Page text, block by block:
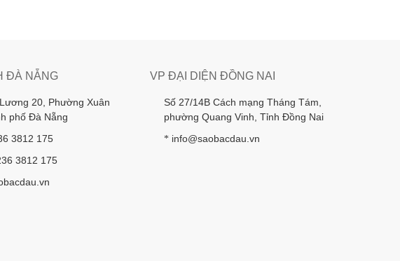
ĐÀ NẴNG
20, Phường Xuân
phố Đà Nẵng
3812 175
3812 175
VP ĐẠI DIỆN ĐỒNG NAI
Số 27/14B Cách mạng Tháng Tám,
phường Quang Vinh, Tỉnh Đồng Nai
* info@saobacdau.vn